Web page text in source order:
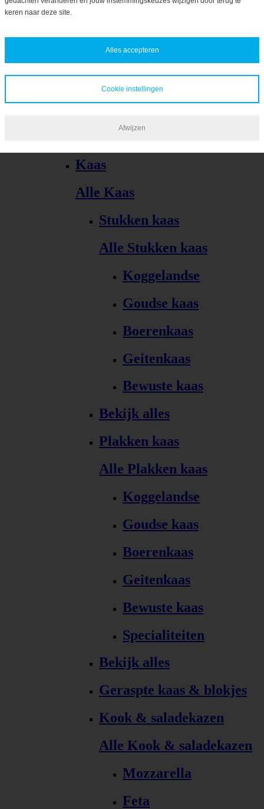
Bekijk alles
Kaas
Alle Kaas
Stukken kaas
Alle Stukken kaas
Koggelandse
Goudse kaas
Boerenkaas
Geitenkaas
Bewuste kaas
Bekijk alles
Plakken kaas
Alle Plakken kaas
Koggelandse
Goudse kaas
Boerenkaas
Geitenkaas
Bewuste kaas
Specialiteiten
Bekijk alles
Geraspte kaas & blokjes
Kook & saladekazen
Alle Kook & saladekazen
Mozzarella
Feta
keren naar deze site.
Alles accepteren
Cookie instellingen
Afwijzen